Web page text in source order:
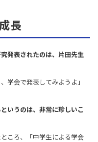
長
発表されたのは、片田先生
学会で発表してみようよ」
いうのは、非常に珍しいこ
ころ、「中学生による学会